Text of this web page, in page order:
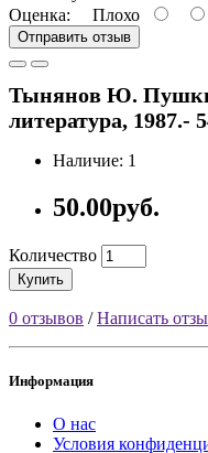
Оценка: Плохо
Отправить отзыв
Тынянов Ю.
литература, 1987.-
Наличие: 1
50.00руб.
Количество
Купить
0 отзывов /Написать
Информация
О нас
Условия